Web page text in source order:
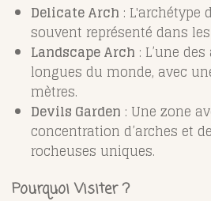
Delicate Arch : L'archétype
souvent représenté dans
Landscape Arch : L’une
longues du monde, avec
mètres.
Devils Garden : Une zone
concentration d’arches et
rocheuses uniques.
Pourquoi Visiter ?